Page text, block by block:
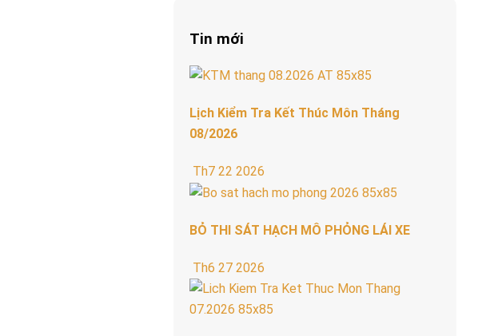
Tin mới
Lịch Kiểm Tra Kết Thúc Môn Tháng
08/2026
Th7 22 2026
BỎ THI SÁT HẠCH MÔ PHỎNG LÁI XE
Th6 27 2026